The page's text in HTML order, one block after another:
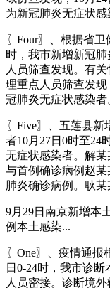
为新冠肺炎无症状感
〖Four〗、根据省
时，我市新增新冠
人员筛查发现。有
理重点人员筛查发
冠肺炎无症状感染者
〖Five〗、五莲县
者10月27日0时至24
无症状感染者。解
与首例确诊病例赵
肺炎确诊病例。耿某
9月29日南京新增本
例本土感染...
〖One〗、疫情通报
日0-24时，我市诊
人员密接。诊断境